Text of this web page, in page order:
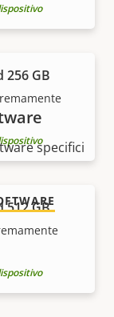
256 GB
512 GB
specifici